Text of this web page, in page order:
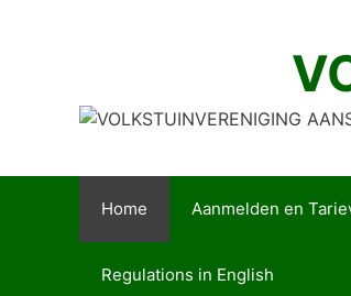
Home Aanmelden en
Regulations in English